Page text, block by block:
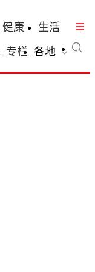
健康
生活
专栏 各地